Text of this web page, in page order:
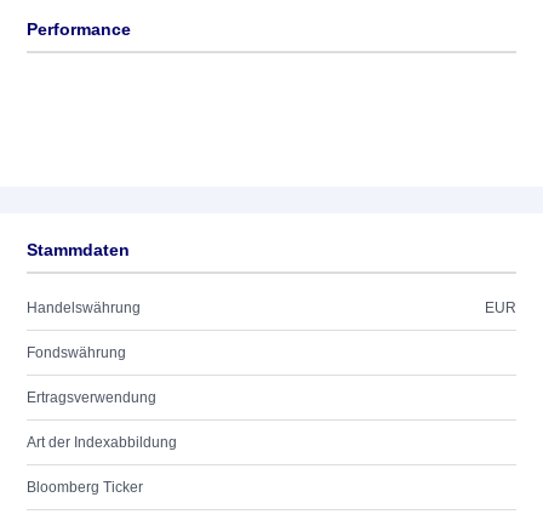
Performance
Stammdaten
Handelswährung EUR
Fondswährung
Ertragsverwendung
Art der Indexabbildung
Bloomberg Ticker